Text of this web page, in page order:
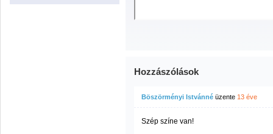
Hozzászólások
Böszörményi Istvánné üzente 13 éve
Szép színe van!